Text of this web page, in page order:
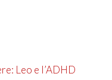
Leo e l’ADHD